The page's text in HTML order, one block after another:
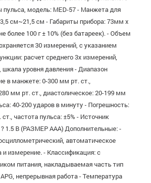
пульса, модель: MED-57 - Манжета для
см~21,5 см - Габариты прибора: 73мм x
более 100 г ± 10% (без батареек). - Объем
30 измерений, с указанием
расчет среднего 3х измерений,
шкала уровня давления - Диапазон
в манжете: 0-300 мм рт. ст.,
мм рт. ст., диастолическое: 20-199 мм
40-200 ударов в минуту - Погрешность:
частота пульса: ±5% - Источник
? 1.5 В (РАЗМЕР AAA) Дополнительные: -
автоматическое
и измерение. - Классификация: с
питания, накладываемая часть тип
APG, непрерывная работа - Температура